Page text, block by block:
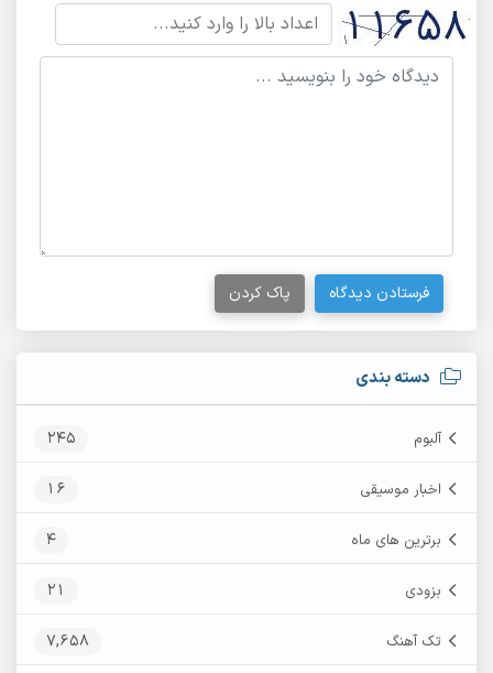
دسته بندی
آلبوم 245
اخبار موسیقی 16
برترین های ماه 4
بزودی 21
تک آهنگ 7,658
فرستادن دیدگاه پاک کردن